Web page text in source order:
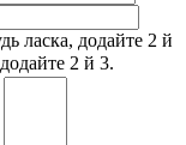
ласка, додайте 2 й
2 й 3.